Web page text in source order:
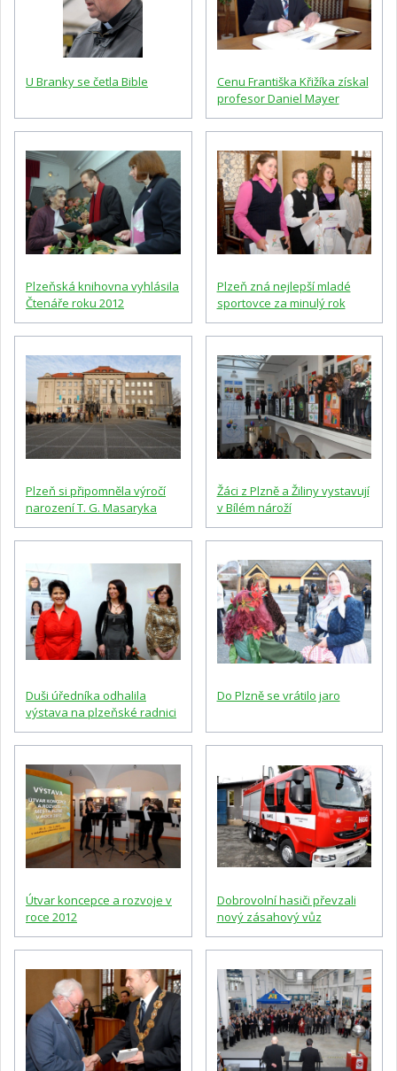
U Branky se četla Bible
Cenu Františka Křižíka získal
profesor Daniel Mayer
Plzeňská knihovna vyhlásila
Čtenáře roku 2012
Plzeň zná nejlepší mladé
sportovce za minulý rok
Plzeň si připomněla výročí
narození T. G. Masaryka
Žáci z Plzně a Žiliny vystavují
v Bílém nároží
Duši úředníka odhalila
výstava na plzeňské radnici
Do Plzně se vrátilo jaro
Útvar koncepce a rozvoje v
roce 2012
Dobrovolní hasiči převzali
nový zásahový vůz